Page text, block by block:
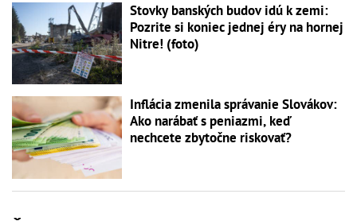
Stovky banských budov idú k zemi:
Pozrite si koniec jednej éry na hornej
Nitre! (foto)
Inflácia zmenila správanie Slovákov:
Ako narábať s peniazmi, keď
nechcete zbytočne riskovať?